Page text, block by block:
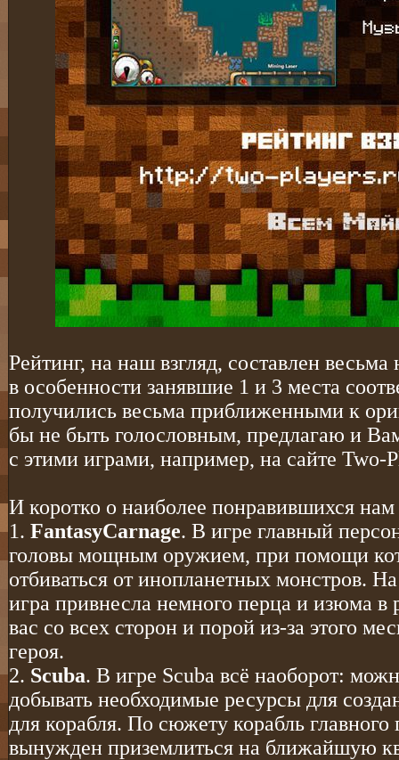
Рейтинг, на наш взгляд, составлен
в особенности занявшие 1 и 3 места
получились весьма приближенными к
бы не быть голословным, предлагаю и
с этими играми, например, на сайте Two-
И коротко о наиболее понравившихся нам
1. FantasyCarnage. В игре главный
головы мощным оружием, при помощи
отбиваться от инопланетных монстров.
игра привнесла немного перца и изюма в
вас со всех сторон и порой из-за этого
героя.
2. Scuba. В игре Scuba всё наоборот:
добывать необходимые ресурсы для
для корабля. По сюжету корабль главного
вынужден приземлиться на ближайшую